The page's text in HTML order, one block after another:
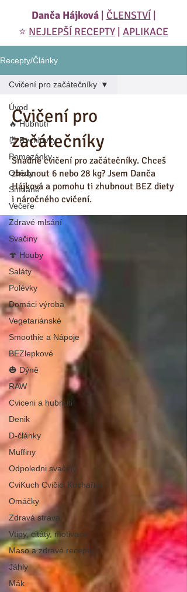
Danča Hájková| ČLENSTVÍ
⭐️ NEJLEPŠÍ RECEPTY APLIKACE
Recepty/Články
Úvod
🔥 Hubnutí
⏰ Rychlovky
Pomazánky
Obědy
Snídaně
Večeře
Zdravé mlsání
Svačiny
🍄 Houby
Saláty
Polévky
Domáci výroba
Vegetariánské
Smoothie a Nápoje
BEZlepkové
🎃 Dýně
RAW
Cviceni a hubnuti
Denik
D-články
Muffiny
Odpoledni svačiny
CviKuch Cvičici Kuchařka
Omáčky
Zdravá strava
Vtipy, citáty, motivace
Maso a zdravé recepty
Jáhly
Mák
Cvičení pro začátečníky
Cvičení pro
začátečníky
Snadné cvičení pro začátečníky. Chceš
zhubnout 6 nebo 28 kg? Jsem Danča
Hájková a pomohu ti zhubnout BEZ diety
i náročného cvičení.